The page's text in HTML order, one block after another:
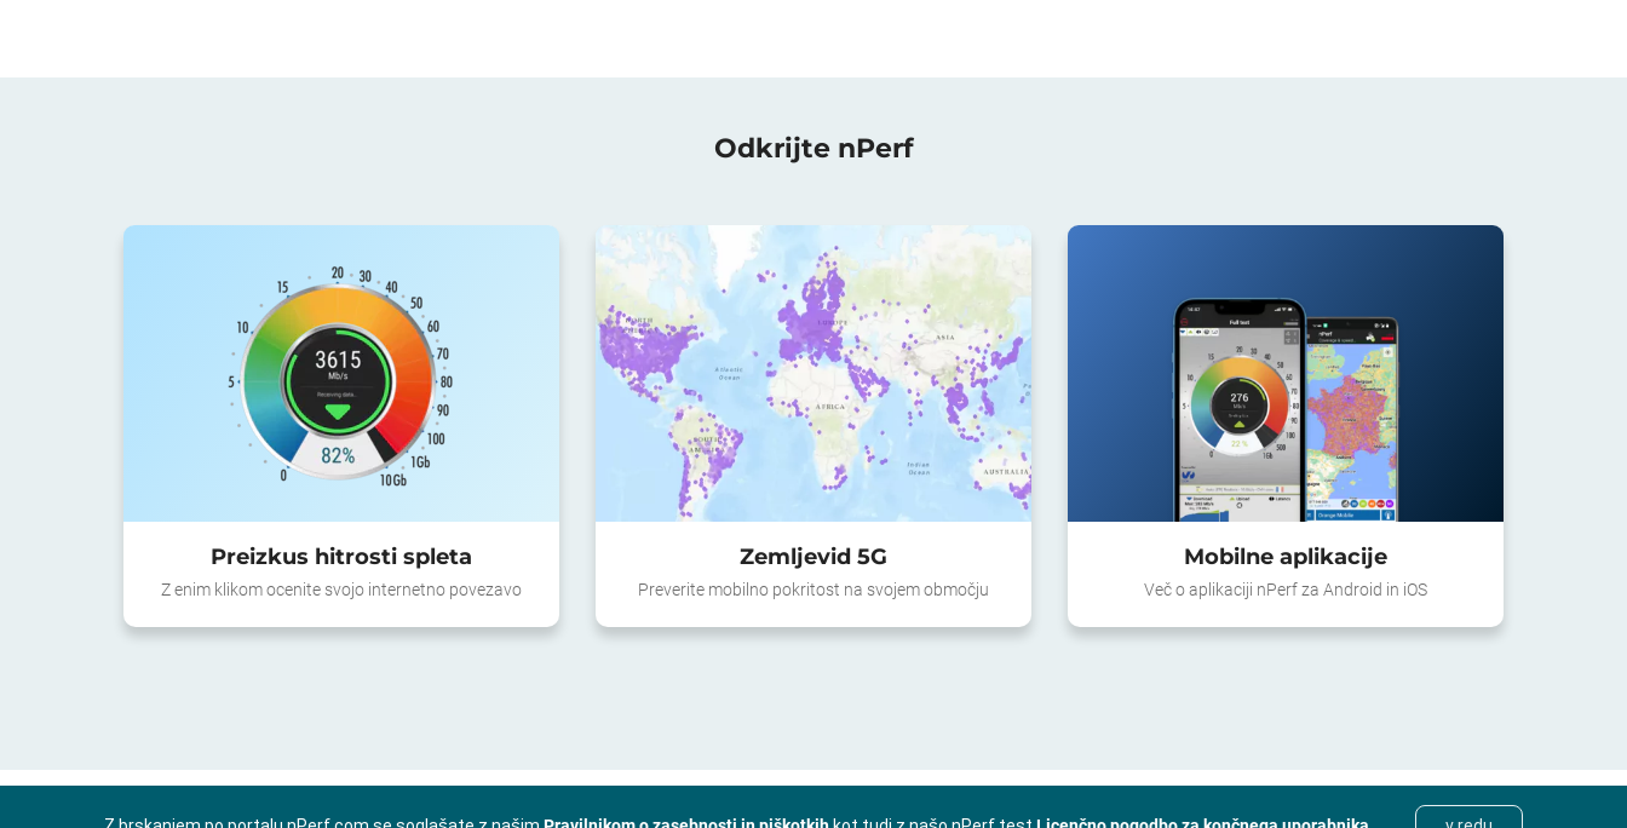
Odkrijte nPerf
Preizkus hitrosti spleta
Z enim klikom ocenite svojo internetno povezavo
Zemljevid 5G
Preverite mobilno pokritost na svojem območju
Mobilne aplikacije
Več o aplikaciji nPerf za Android in iOS